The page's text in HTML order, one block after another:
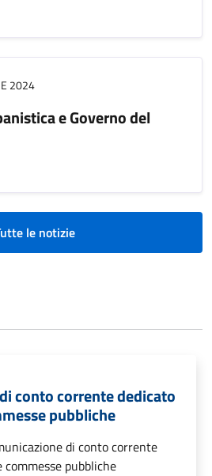
2024
e Governo del
le notizie
conto corrente dedicato
pubbliche
di conto corrente
pubbliche